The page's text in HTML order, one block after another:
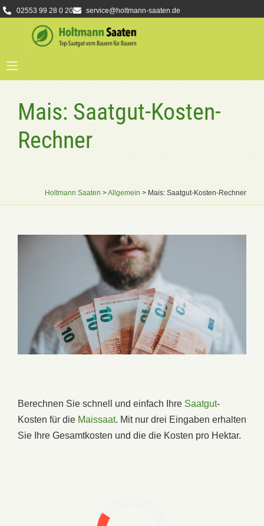
02553 99 28 0 20 service@holtmann-saaten.de
Mais: Saatgut-Kosten-
Rechner
Holtmann Saaten>Allgemein>Mais: Saatgut-Kosten-Rechner
Berechnen Sie schnell und einfach Ihre Saatgut-
Kosten für die Maissaat. Mit nur drei Eingaben erhalten
Sie Ihre Gesamtkosten und die die Kosten pro Hektar.